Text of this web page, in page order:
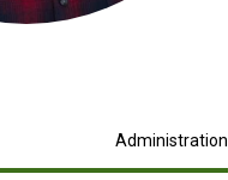
Administration